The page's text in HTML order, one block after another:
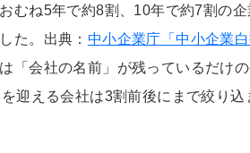
むね5年で約8割、10年で約7割の
た。出典： 中小企業庁「中小企業白
「会社の名前」が残っているだけ
迎える会社は3割前後にまで絞り込